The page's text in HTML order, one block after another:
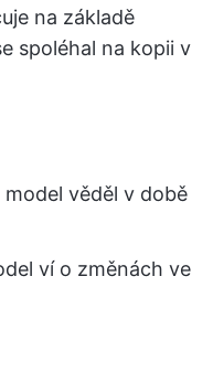
na základě
spoléhal na kopii v
věděl v době
ví o změnách ve